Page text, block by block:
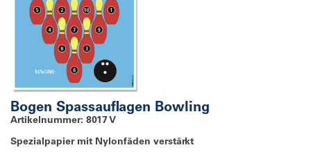
Bogen Spassauflagen Bowling
Artikelnummer: 8017 V
Spezialpapier mit Nylonfäden verstärkt